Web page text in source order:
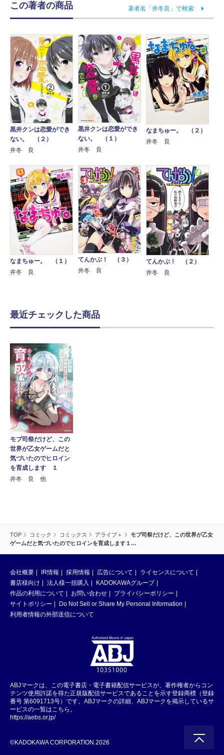
TOP コミック コミックス アライブ＋
モブ司祭だけど、この世界が乙女
ゲームだと気づいたのでヒロインを育成します１…
この著者の商品 著者名「井冬良」で検索
黒井クンは恋愛ができ
ない。 （２）
井冬 良
黒井クンは恋愛ができ
ない。 （１）
井冬 良
なまちゅー。 （２）
井冬 良
なまちゅー。 （１）
井冬 良
てんかぶ！ （３）
井冬 良
てんかぶ！ （２）
井冬 良
最近チェックした商品
モブ司祭だけど、この
世界が乙女ゲームだと
気づいたのでヒロイン
を育成します １
井冬 良 他
会社概要 IR情報 採用情報 広告について
ライセンスについて
書店様向け
法人様一括購入
KADOKAWAグループ
作品の利用について
お問い合わせ
プライバシーポリシー
サイトポリシー
Do Not Sell or Share My Personal Information
利用者情報の外部送信について
ABJマークは、この電子書店・電子書籍配信サービスが、著作権者からコン
テンツ使用許諾を得た正規版配信サービスであることを示す登録商標（登録
番号 第6091713号）です。ABJマークの詳細、ABJマークを掲示しているサ
ービスの一覧はこちら。
https://aebs.or.jp/
©KADOKAWA CORPORATION 2026